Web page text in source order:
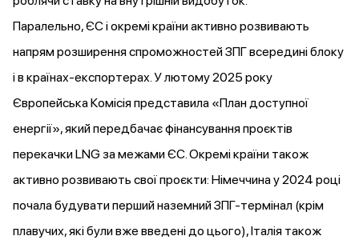
Паралельно, ЄС і окремі країни активно розвивають
напрям розширення спроможностей ЗПГ всередині блоку
і в країнах-експортерах. У лютому 2025 року
Європейська Комісія представила «План доступної
енергії», який передбачає фінансування проєктів
перекачки LNG за межами ЄС. Окремі країни також
активно розвивають свої проєкти: Німеччина у 2024 році
почала будувати перший наземний ЗПГ-термінал (крім
плавучих, які були вже введені до цього), Італія також